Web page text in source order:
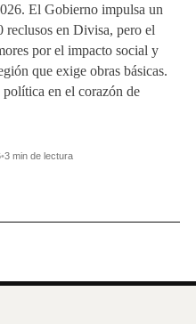
El Gobierno impulsa un
reclusos en Divisa, pero el
por el impacto social y
que exige obras básicas.
en el corazón de
•3 min de lectura